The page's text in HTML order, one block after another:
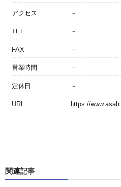
アクセス －
TEL －
FAX －
営業時間 －
定休日 －
URL https://
関連記事